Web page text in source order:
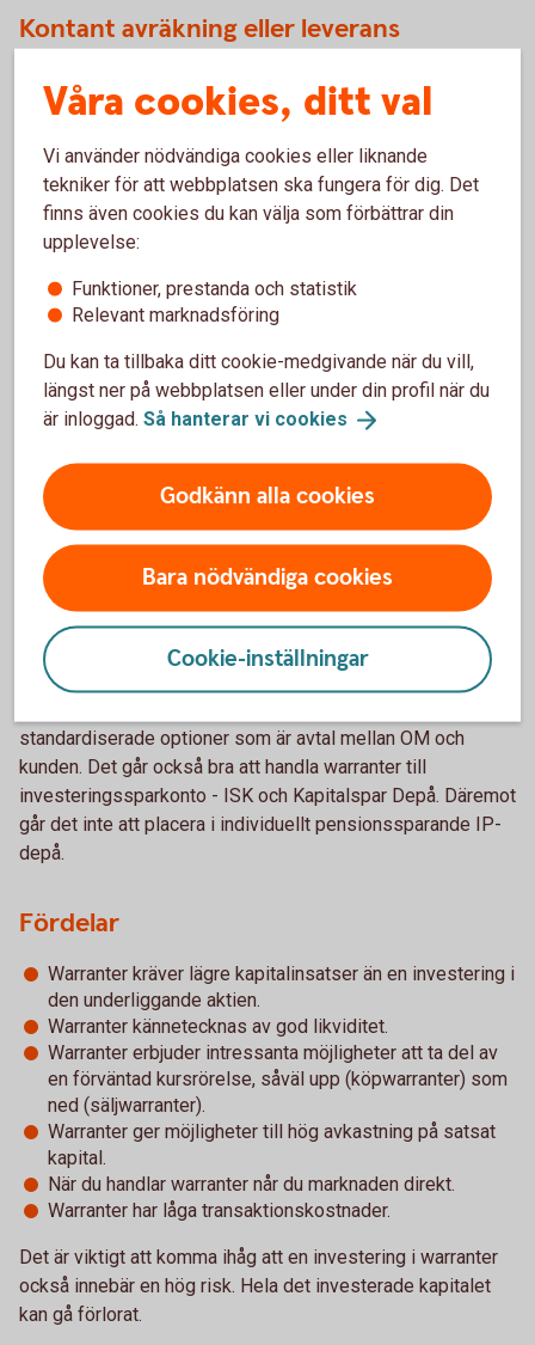
Kontant avräkning eller leverans
Det finns två olika avräkningsvarianter av warranter, kontant
avräkning och leverans. Vid kontant slutavräkning erhåller
Warrant. Skillnaden mellan lösenpriset och slutkursen
(realvärdet) kontant till sin värdepapperstjänst eller depå.
Vid fysisk leverans erhåller innehavaren det underliggande.
Warranter emitterade av Sölvesborg-Mjällby Sparbank har
kontant slutavräkning.
Avtal eller värdepapper
Warranter är värdepapper. Varje warrant beskrivs och
definieras av slutliga villkor, som finns tillgängligt på
warrant-hemsidan under Analysverktyget. Slutliga villkor
utgörs av ett grundprospekt som finns publicerat på
www.swedbank.se. Sölvesborg-Mjällby Sparbanks
warranter är registrerade på Euroclear Sweden (före detta
VPC), vilket innebär att det inte utfärdas några fysiska
värdepapper.
Det enda som behövs är en värdepapperstjänst eller en
värdepappersdepå hos en bank för att kunna handla
standardiserade optioner som är avtal mellan OM och
kunden. Det går också bra att handla warranter till
investeringssparkonto - ISK och Kapitalspar Depå. Däremot
går det inte att placera i individuellt pensionssparande IP-
depå.
Fördelar
Warranter kräver lägre kapitalinsatser än en investering i
den underliggande aktien.
Warranter kännetecknas av god likviditet.
Warranter erbjuder intressanta möjligheter att ta del av
en förväntad kursrörelse, såväl upp (köpwarranter) som
ned (säljwarranter).
Warranter ger möjligheter till hög avkastning på satsat
kapital.
När du handlar warranter når du marknaden direkt.
Warranter har låga transaktionskostnader.
Det är viktigt att komma ihåg att en investering i warranter
också innebär en hög risk. Hela det investerade kapitalet
kan gå förlorat.
Våra cookies, ditt val
Vi använder nödvändiga cookies eller liknande
tekniker för att webbplatsen ska fungera för dig. Det
finns även cookies du kan välja som förbättrar din
upplevelse:
Funktioner, prestanda och statistik
Relevant marknadsföring
Du kan ta tillbaka ditt cookie-medgivande när du vill,
längst ner på webbplatsen eller under din profil när du
är inloggad. Så hanterar vi cookies
Godkänn alla cookies
Bara nödvändiga cookies
Cookie-inställningar